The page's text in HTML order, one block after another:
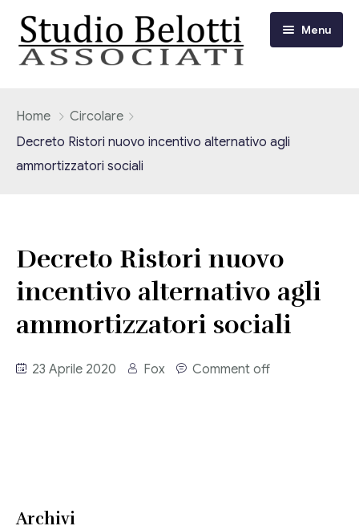
Menu
I nostri servizi
Adempimenti Dichiarativi e Fiscali
Contrattualistica Varia
Consulenza Societaria
Consulenza del Lavoro
Corsi FAD
Video/Tv
Pubblicazioni
Home
Circolare
Decreto Ristori nuovo incentivo alternativo agli
ammortizzatori sociali
Decreto Ristori nuovo
incentivo alternativo agli
ammortizzatori sociali
23 Aprile 2020 Fox Comment off
Archivi